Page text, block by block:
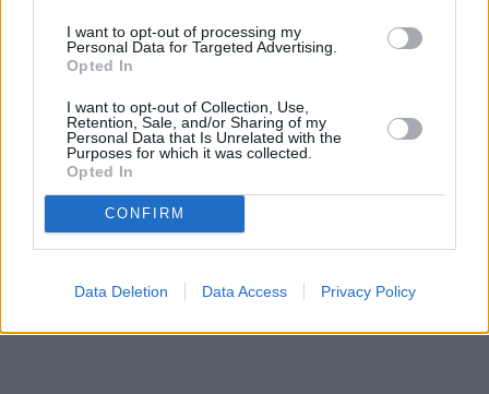
I want to opt-out of processing my
Personal Data for Targeted Advertising.
Opted In
I want to opt-out of Collection, Use,
Retention, Sale, and/or Sharing of my
Personal Data that Is Unrelated with the
Purposes for which it was collected.
Opted In
CONFIRM
Data Deletion Data Access Privacy Policy